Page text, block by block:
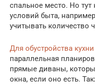
спальное место. Но тут
условий быта,
учитывать количество
Для обустройства
параллельная
прямые диваны,
окна, если оно есть.